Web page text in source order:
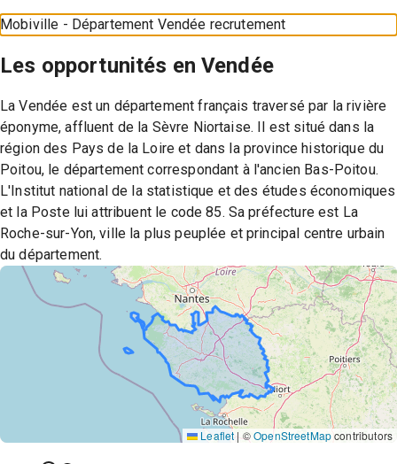
Mobiville - Département Vendée recrutement
Les opportunités en Vendée
La Vendée est un département français traversé par la rivière
éponyme, affluent de la Sèvre Niortaise. Il est situé dans la
région des Pays de la Loire et dans la province historique du
Poitou, le département correspondant à l'ancien Bas-Poitou.
L'Institut national de la statistique et des études économiques
et la Poste lui attribuent le code 85. Sa préfecture est La
Roche-sur-Yon, ville la plus peuplée et principal centre urbain
du département.
Leaflet |©OpenStreetMapcontributors